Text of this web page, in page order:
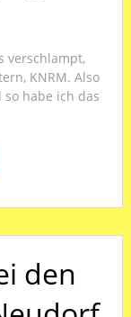
verschlampt,
KNRM. Also
so habe ich das
den